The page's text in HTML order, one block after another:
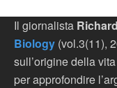
Il giornalista
Biology (vol.3(11),
sull’origine della
per approfondire